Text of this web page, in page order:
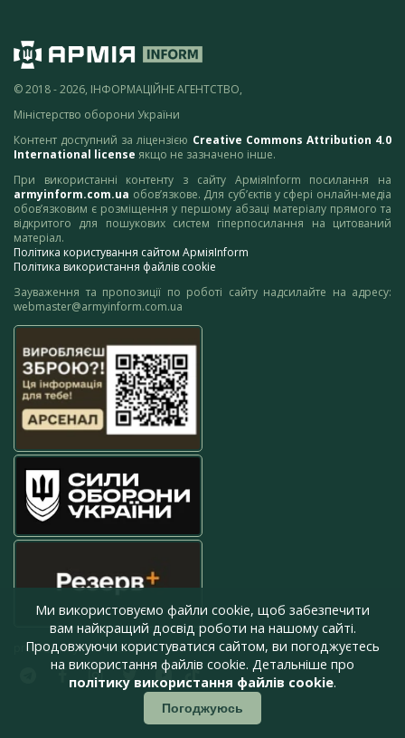
© 2018 - 2026, ІНФОРМАЦІЙНЕ АГЕНТСТВО,
Міністерство оборони України
Контент доступний за ліцензією Creative Commons Attribution 4.0
International license якщо не зазначено інше.
При використанні контенту з сайту АрміяInform посилання на
armyinform.com.ua обов’язкове. Для суб’єктів у сфері онлайн-медіа
обов’язковим є розміщення у першому абзаці матеріалу прямого та
відкритого для пошукових систем гіперпосилання на цитований
матеріал.
Політика користування сайтом АрміяInform
Політика використання файлів cookie
Зауваження та пропозиції по роботі сайту надсилайте на адресу:
webmaster@armyinform.com.ua
press@armyinform.com.ua
Ми використовуємо файли cookie, щоб забезпечити
вам найкращий досвід роботи на нашому сайті.
Продовжуючи користуватися сайтом, ви погоджуєтесь
на використання файлів cookie. Детальніше про
політику використання файлів cookie.
Погоджуюсь